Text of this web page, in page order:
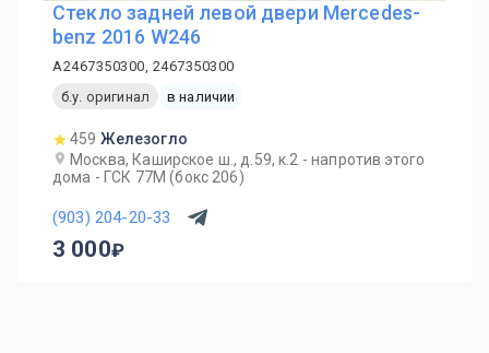
Стекло задней левой двери Mercedes-
benz 2016 W246
A2467350300, 2467350300
б.у. оригинал
в наличии
459 Железогло
Москва, Каширское ш., д.59, к.2 - напротив этого
дома - ГСК 77М (бокс 206)
(903) 204-20-33
3 000